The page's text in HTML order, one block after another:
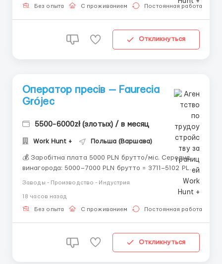
студентов до 26 лет 📈 Орие...
Без опыта С проживанием Постоянная работа
Откликнуться
Оператор пресів — Faurecia
Grójec
5500-6000zł (злотых) / в месяц
Work Hunt + Польша (Варшава)
💰 Заробітна плата 5000 PLN брутто/міс. Середня
винагорода: 5000–7000 PLN брутто = 3711–5102 PLN
премії нічні години: +20% (+5.5...
Заводы - Производство - Индустрия
18 часов назад
Без опыта С проживанием Постоянная работа
Откликнуться